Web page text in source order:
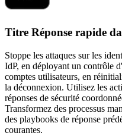
Titre Réponse rapide
Stoppe les attaques sur les
IdP, en déployant un contrôle
comptes utilisateurs, en
la déconnexion. Utilisez les
réponses de sécurité
Transformez des processus
des playbooks de réponse
courantes.